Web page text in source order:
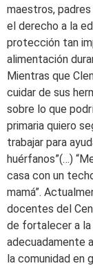
maestros,
el derecho a la
protección tan
alimentación
Mientras que
cuidar de sus
sobre lo que
primaria quiero
trabajar para
huérfanos”(…)
casa con un
mamá”.
docentes del
de fortalecer a la
adecuadamente
la comunidad en